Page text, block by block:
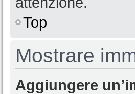
Top
Mostrare
Aggiungere